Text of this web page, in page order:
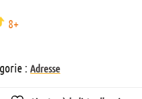
8+
:Adresse